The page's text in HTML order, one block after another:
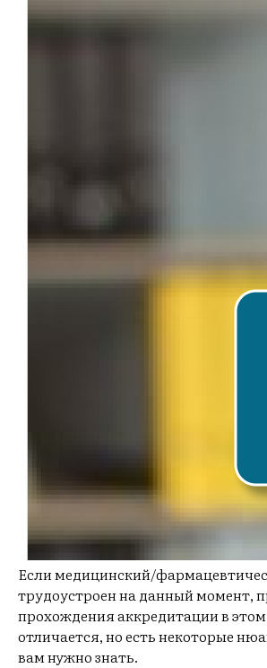
Если медицинский/
трудоустроен на данный момент,
прохождения аккредитации в этом
отличается, но есть некоторые
вам нужно знать.